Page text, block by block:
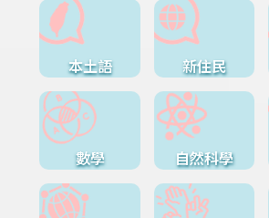
本土語 新住民
數學 自然科學